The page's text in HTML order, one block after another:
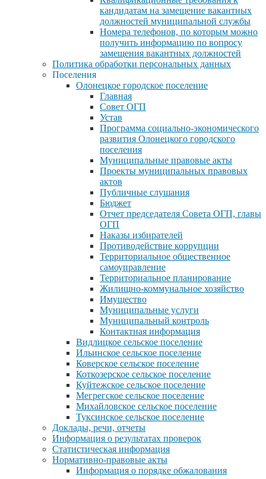
кандидатам на замещение вакантных
должностей муниципальной службы
Номера телефонов, по которым можно
получить информацию по вопросу
замещения вакантных должностей
Политика обработки персональных данных
Поселения
Олонецкое городское поселение
Главная
Совет ОГП
Устав
Программа социально-экономического
развития Олонецкого городского
поселения
Муниципальные правовые акты
Проекты муниципальных правовых
актов
Публичные слушания
Бюджет
Отчет председателя Совета ОГП, главы
ОГП
Наказы избирателей
Противодействие коррупции
Территориальное общественное
самоуправление
Территориальное планирование
Жилищно-коммунальное хозяйство
Имущество
Муниципальные услуги
Муниципальный контроль
Контактная информация
Видлицкое сельское поселение
Ильинское сельское поселение
Коверское сельское поселение
Коткозерское сельское поселение
Куйтежское сельское поселение
Мегрегское сельское поселение
Михайловское сельское поселение
Туксинское сельское поселение
Доклады, речи, отчеты
Информация о результатах проверок
Статистическая информация
Нормативно-правовые акты
Информация о порядке обжалования